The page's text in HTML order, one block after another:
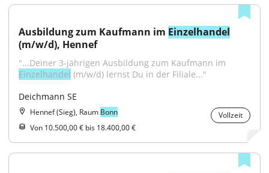
Ausbildung zum Kaufmann im Einzelhandel
(m/w/d), Hennef
Einzelhandel (m/w/d) lernst Du in der Filiale..."
Deichmann SE
Hennef (Sieg), Raum Bonn
Vollzeit
Von 10.500,00 € bis 18.400,00 €